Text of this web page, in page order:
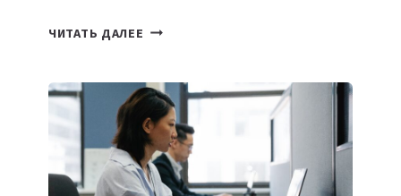
ЧИТАТЬ ДАЛЕЕ ИИ-
БИЗНЕСА:
КАКИЕ
3
ЗАДАЧИ
ЕМУ